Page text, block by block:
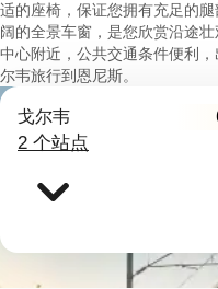
适的座椅，保证您拥有充足的
阔的全景车窗，是您欣赏沿途
中心附近，公共交通条件便利
尔韦旅行到恩尼斯。
戈尔韦
2 个站点